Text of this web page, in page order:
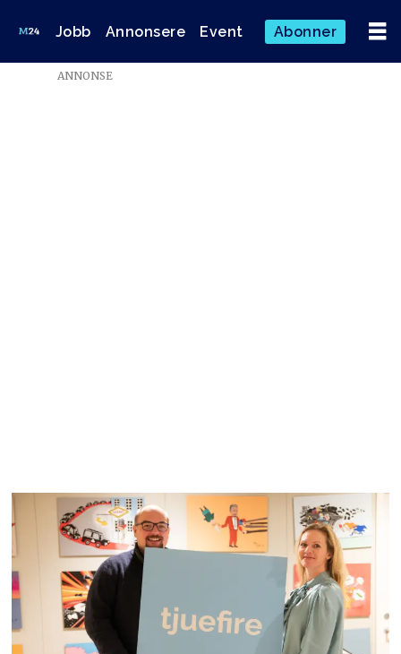
Jobb Annonsere Event Abonner
ANNONSE